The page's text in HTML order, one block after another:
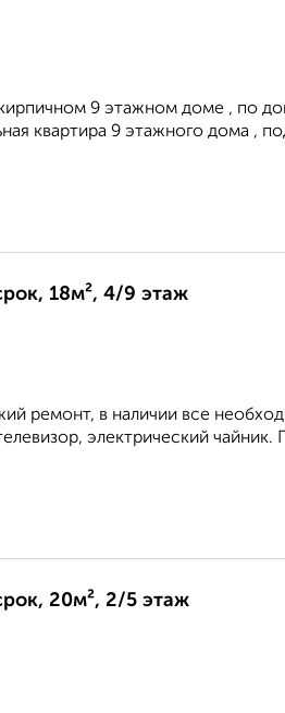
9 этажном доме , по
квартира 9 этажного дома ,
18м², 4/9 этаж
ремонт, в наличии все
электрический
20м², 2/5 этаж